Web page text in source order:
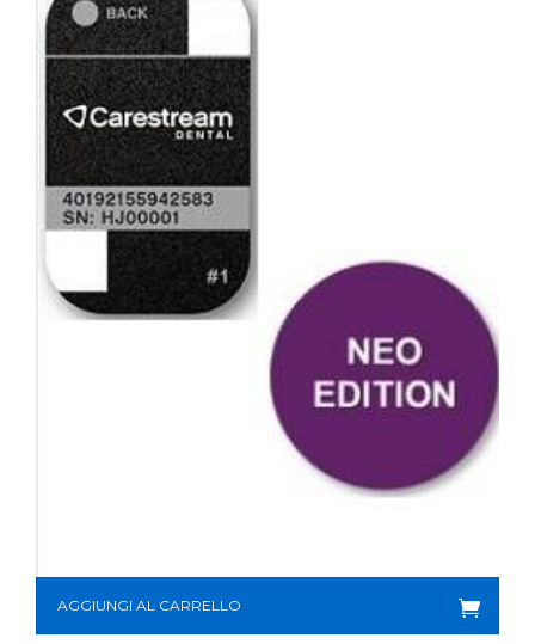
AGGIUNGI AL CARRELLO